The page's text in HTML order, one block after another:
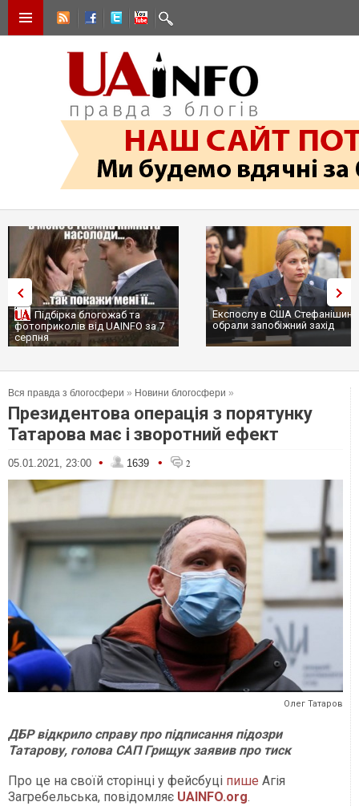
Підбірка блогожаб та
фотоприколів від UAINFO за 7
серпня
Експослу в США
обрали запобіжний захід
Вся правда з блогосфери » Новини блогосфери »
Президентова операція з порятунку
Татарова має і зворотний ефект
05.01.2021, 23:00 • 1639 • 2
Олег Татаров
ДБР відкрило справу про підписання підозри
Татарову, голова САП Грищук заявив про тиск
Про це на своїй сторінці у фейсбуці пише Агія
Загребельська, повідомляє UAINFO.org.